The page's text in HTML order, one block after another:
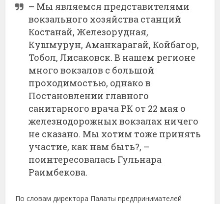
– Мы являемся представителями
вокзального хозяйства станций
Костанай, Железорудная,
Кушмурун, Аманкарагай, Койбагор,
Тобол, Лисаковск. В нашем регионе
много вокзалов с большой
проходимостью, однако в
Постановлении главного
санитарного врача РК от 22 мая о
железнодорожных вокзалах ничего
не сказано. Мы хотим тоже принять
участие, как нам быть?, –
поинтересовалась Гульнара
Раимбекова.
По словам директора Палаты предпринимателей